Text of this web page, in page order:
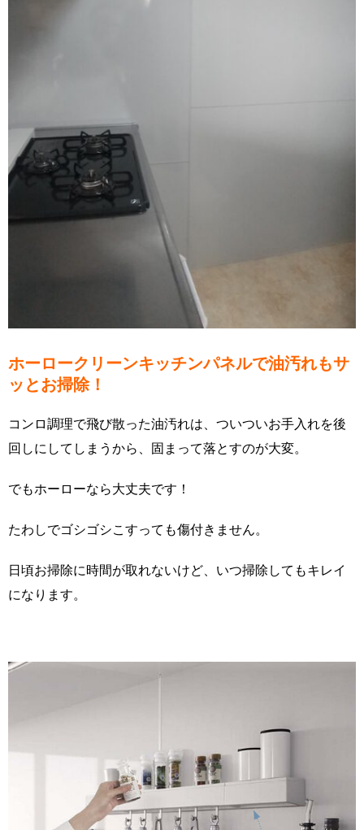
ホーロークリーンキッチンパネルで油汚れもサ
ッとお掃除！
コンロ調理で飛び散った油汚れは、ついついお手入れを後
回しにしてしまうから、固まって落とすのが大変。
でもホーローなら大丈夫です！
たわしでゴシゴシこすっても傷付きません。
日頃お掃除に時間が取れないけど、いつ掃除してもキレイ
になります。